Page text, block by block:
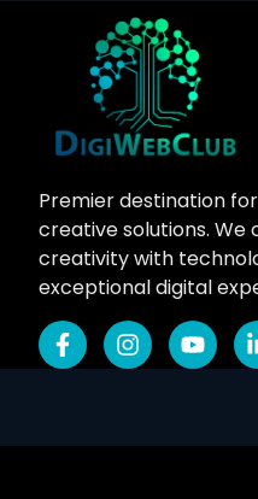
Premier destination
creative solutions. We
creativity with
exceptional digital